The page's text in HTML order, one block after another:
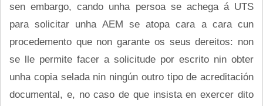
sen embargo, cando unha persoa se achega á UTS
para solicitar unha AEM se atopa cara a cara cun
procedemento que non garante os seus dereitos: non
se lle permite facer a solicitude por escrito nin obter
unha copia selada nin ningún outro tipo de acreditación
documental, e, no caso de que insista en exercer dito